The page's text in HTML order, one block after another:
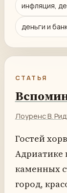
инфляция,
деньги и
СТАТЬЯ
Лоуренс В. Рид
Гостей
Адриатике
каменных
город,